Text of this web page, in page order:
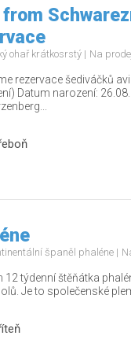
from
ohař krátkosrstý Na
rezervace šediváčků
Datum narození:
španěl phaléne
12 týdenní štěňátka
Je to společenské